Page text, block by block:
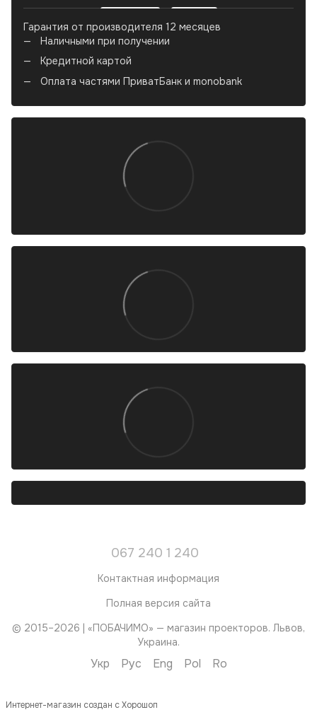
Гарантия от производителя 12 месяцев
Наличными при получении
Кредитной картой
Оплата частями ПриватБанк и monobank
067 240 1 240
Контактная информация
Полная версия сайта
© 2015–2026 | «ПОБАЧИМО» — магазин проекторов. Львов,
Украина.
Укр Рус Eng Pol Ro
Интернет-магазин создан с Хорошоп